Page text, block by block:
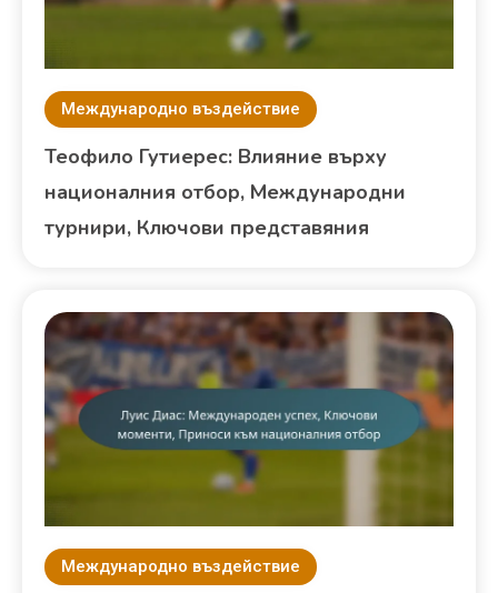
Международно въздействие
Теофило Гутиерес: Влияние върху
националния отбор, Международни
турнири, Ключови представяния
Международно въздействие